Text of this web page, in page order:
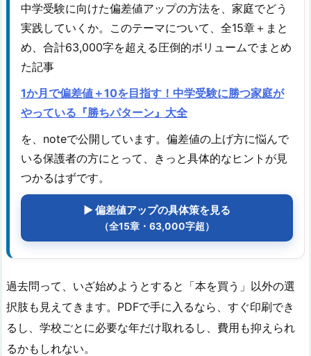
中学受験に向けた偏差値アップの方法を、家庭でどう
実践していくか。このテーマについて、全15章＋まと
め、合計63,000字を超える圧倒的ボリュームでまとめ
た記事
1か月で偏差値＋10を目指す！中学受験に勝つ家庭が
やっている『勝ちパターン』大全
を、noteで公開しています。偏差値の上げ方に悩んで
いる保護者の方にとって、きっと具体的なヒントが見
つかるはずです。
▶ 偏差値アップの具体策を見る
（全15章・63,000字超）
過去問って、いざ始めようとすると「本を買う」以外の選
択肢も見えてきます。PDFで手に入るなら、すぐ印刷でき
るし、学校ごとに必要な年だけ取れるし、費用も抑えられ
るかもしれない。